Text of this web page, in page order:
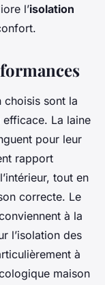
l’isolation
choisis sont la
efficace. La laine
pour leur
rapport
tout en
correcte. Le
à la
l’isolation des
à
maison